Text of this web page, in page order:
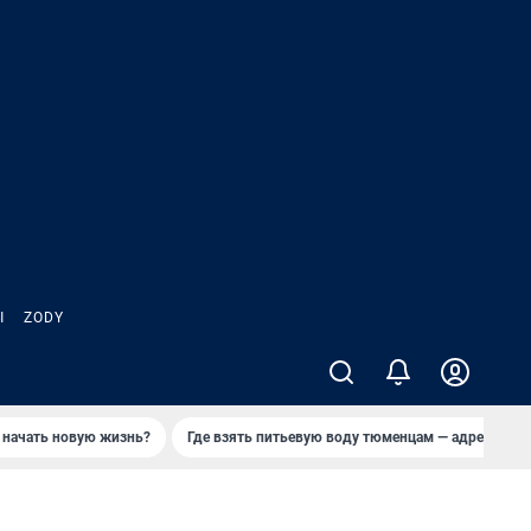
ZODY
начать новую жизнь? Где взять питьевую воду тюменцам — адреса